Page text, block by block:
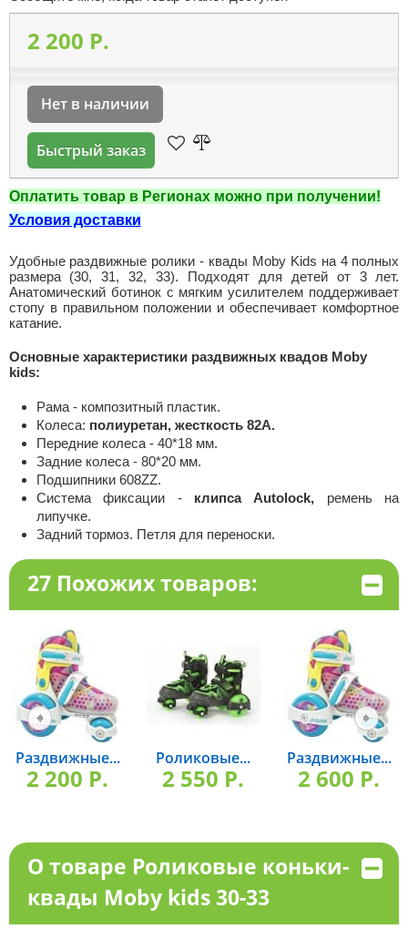
2 200 P.
Нет в наличии
Быстрый заказ
Оплатить товар в Регионах можно при получении!
Условия доставки
Удобные раздвижные ролики - квады Moby Kids на 4 полных
размера (30, 31, 32, 33). Подходят для детей от 3 лет.
Анатомический ботинок с мягким усилителем поддерживает
стопу в правильном положении и обеспечивает комфортное
катание.
Основные характеристики раздвижных квадов Moby
kids:
Рама - композитный пластик.
Колеса: полиуретан, жесткость 82А.
Передние колеса - 40*18 мм.
Задние колеса - 80*20 мм.
Подшипники 608ZZ.
Система фиксации -клипса Autolock, ремень на
липучке.
Задний тормоз. Петля для переноски.
27 Похожих товаров:
Раздвижные...
2 200 P.
Роликовые...
2 550 P.
Раздвижные...
2 600 P.
О товаре Роликовые коньки-
квады Moby kids 30-33